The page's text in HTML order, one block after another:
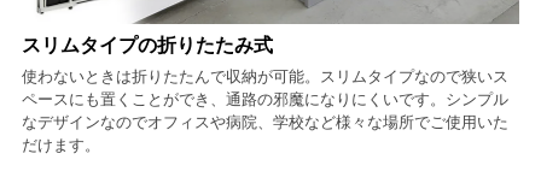
スリムタイプの折りたたみ式
使わないときは折りたたんで収納が可能。スリムタイプなので狭いス
ペースにも置くことができ、通路の邪魔になりにくいです。シンプル
なデザインなのでオフィスや病院、学校など様々な場所でご使用いた
だけます。